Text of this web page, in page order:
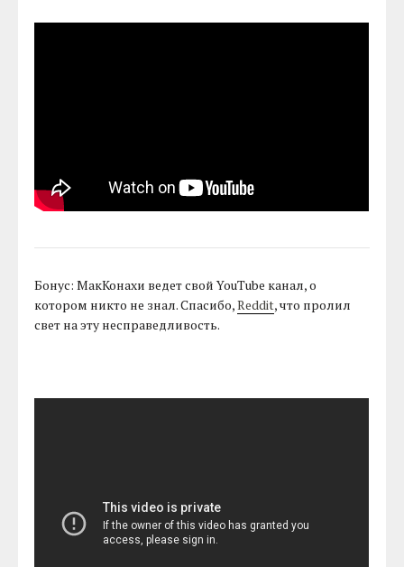
Бонус: МакКонахи ведет свой YouTube канал, о
котором никто не знал. Спасибо,Reddit, что пролил
свет на эту несправедливость.